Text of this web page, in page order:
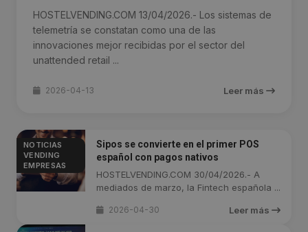
HOSTELVENDING.COM 13/04/2026.- Los sistemas de
telemetría se constatan como una de las
innovaciones mejor recibidas por el sector del
unattended retail ...
2026-04-13 Leer más
NOTICIAS
VENDING
EMPRESAS
Sipos se convierte en el primer POS
español con pagos nativos
HOSTELVENDING.COM 30/04/2026.- A
mediados de marzo, la Fintech española ...
2026-04-30 Leer más